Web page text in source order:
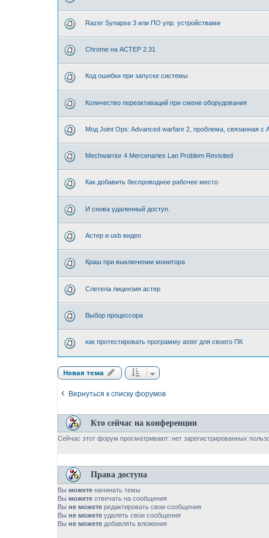
Razer Synapse 3 или ПО упр. устройствами
Chrome на АСТЕР 2.31
Код ошибки при запуске системы
Количество переактиваций при смене оборудования
Мод Joint Ops: Advanced warfare 2, проблема, связанная с
Mechwarrior 4 Mercenaries Lan Problem Revisited
Как добавить беспроводное рабочее место
И снова удаленный доступ.
Астер и usb видео
Краш при выключении монитора
Слетела лицензия астер
Выбор процессора
как протестировать программу aster для своего ПК
Новая тема
Вернуться к списку форумов
Кто сейчас на конференции
Сейчас этот форум просматривают: нет зарегистрированных
Права доступа
Вы можете начинать темы
Вы можете отвечать на сообщения
Вы не можете редактировать свои сообщения
Вы не можете удалять свои сообщения
Вы не можете добавлять вложения